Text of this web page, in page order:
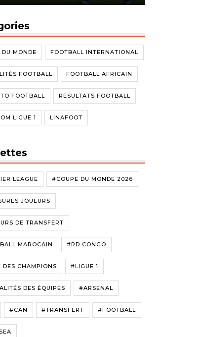
DU MONDE FOOTBALL INTERNATIONAL
FOOTBALL FOOTBALL AFRICAIN
FOOTBALL RÉSULTATS FOOTBALL
LIGUE 1 LINAFOOT
LEAGUE #COUPE DU MONDE 2026
JOUEURS
DE TRANSFERT
MAROCAIN #RD CONGO
DES CHAMPIONS #LIGUE 1
DES ÉQUIPES #ARSENAL
#CAN #TRANSFERT #FOOTBALL